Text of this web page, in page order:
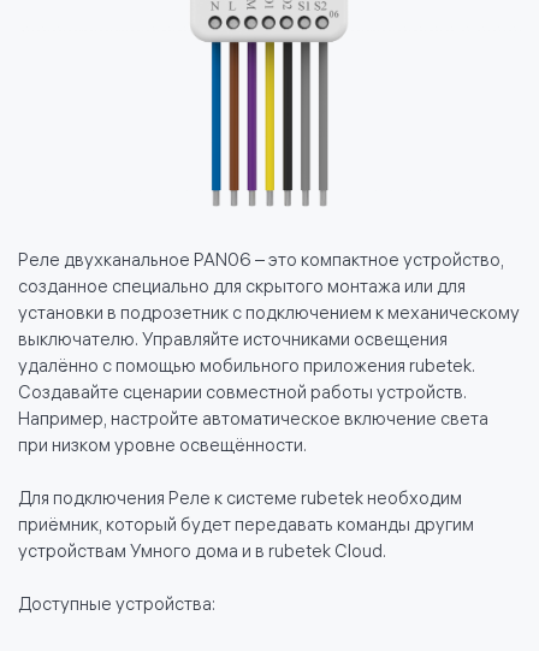
Реле двухканальное PAN06 – это компактное устройство,
созданное специально для скрытого монтажа или для
установки в подрозетник с подключением к механическому
выключателю. Управляйте источниками освещения
удалённо с помощью мобильного приложения rubetek.
Создавайте сценарии совместной работы устройств.
Например, настройте автоматическое включение света
при низком уровне освещённости.
Для подключения Реле к системе rubetek необходим
приёмник, который будет передавать команды другим
устройствам Умного дома и в rubetek Cloud.
Доступные устройства: